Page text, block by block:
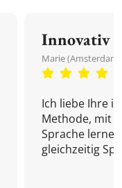
Innovativ
Marie
Ich liebe Ihre
Methode, mit
Sprache
gleichzeitig